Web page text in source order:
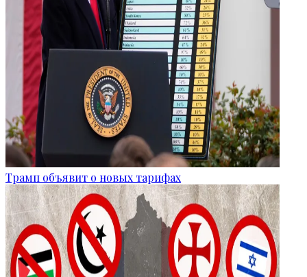
Трамп объявит о новых тарифах